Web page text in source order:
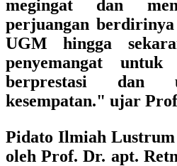
megingat dan
perjuangan
UGM hingga
penyemangat
berprestasi dan
kesempatan." ujar
Pidato Ilmiah Lustrum
olehProf. Dr. apt.